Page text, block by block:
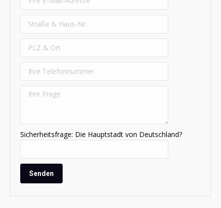
Sicherheitsfrage: Die Hauptstadt von Deutschland?